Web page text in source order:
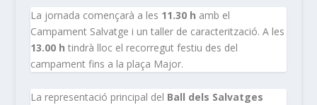
La jornada començarà a les 11.30 h amb el
Campament Salvatge i un taller de caracterització. A les
13.00 h tindrà lloc el recorregut festiu des del
campament fins a la plaça Major.
La representació principal del Ball dels Salvatges